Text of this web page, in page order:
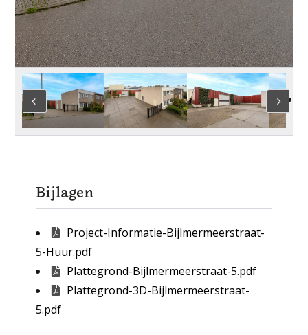
Lost your password?
Bijlagen
Project-Informatie-Bijlmermeerstraat-
5-Huur.pdf
Plattegrond-Bijlmermeerstraat-5.pdf
Plattegrond-3D-Bijlmermeerstraat-
5.pdf